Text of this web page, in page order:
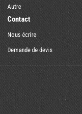
Autre
Contact
Nous écrire
Demande de devis